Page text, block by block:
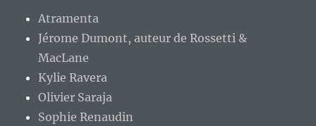
Atramenta
Jérome Dumont, auteur de Rossetti &
MacLane
Kylie Ravera
Olivier Saraja
Sophie Renaudin